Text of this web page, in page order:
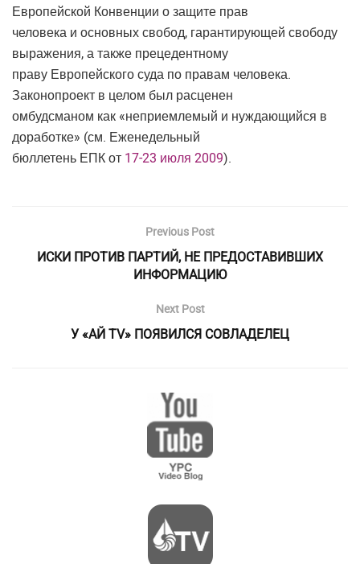
Европейской Конвенции о защите прав
человека и основных свобод, гарантирующей свободу
выражения, а также прецедентному
праву Европейского суда по правам человека.
Законопроект в целом был расценен
омбудсманом как «неприемлемый и нуждающийся в
доработке» (см. Еженедельный
бюллетень ЕПК от 17-23 июля 2009).
Previous Post
ИСКИ ПРОТИВ ПАРТИЙ, НЕ ПРЕДОСТАВИВШИХ
ИНФОРМАЦИЮ
Next Post
У «АЙ TV» ПОЯВИЛСЯ СОВЛАДЕЛЕЦ